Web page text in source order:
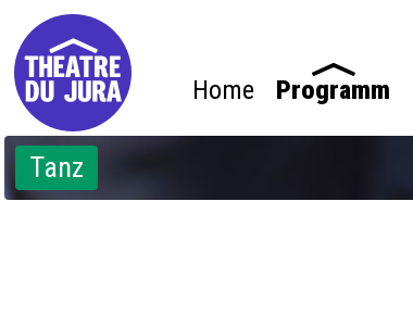
Home Programm
Tanz